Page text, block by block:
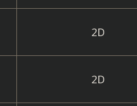
2D
2D